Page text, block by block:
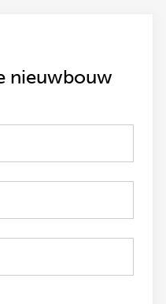
nieuwbouw